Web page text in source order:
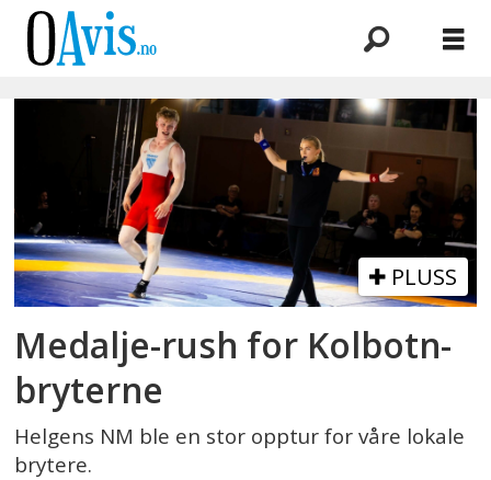
Emne:
aak
PLUSS
Medalje-rush for Kolbotn-
bryterne
Helgens NM ble en stor opptur for våre lokale
brytere.